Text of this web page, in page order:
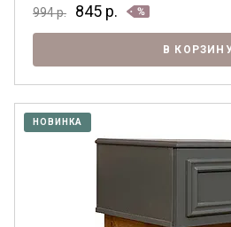
994р. 845 р.
В
НОВИНКА